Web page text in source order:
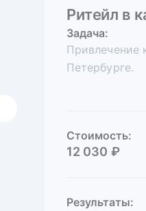
Ритейл в
Задача:
Привлечение
Петербурге.
Стоимость:
12 030 ₽
Результаты:
Задача:
Привлечь на
Хабаровске.
1 000 ₽
Показы:4 190